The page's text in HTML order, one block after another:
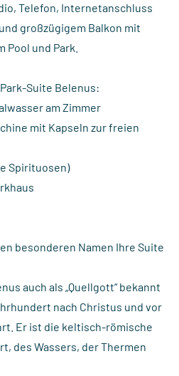
Telefon, Internetanschluss
großzügigem Balkon mit
und Park.
Suite Belenus:
am Zimmer
mit Kapseln zur freien
Spirituosen)
besonderen Namen Ihre Suite
auch als „Quellgott“ bekannt
nach Christus und vor
Er ist die keltisch-römische
des Wassers, der Thermen